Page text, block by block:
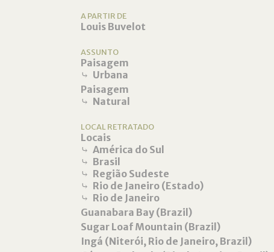
A PARTIR DE
Louis Buvelot
ASSUNTO
Paisagem
⤷ Urbana
Paisagem
⤷ Natural
LOCAL RETRATADO
Locais
⤷ América do Sul
⤷ Brasil
⤷ Região Sudeste
⤷ Rio de Janeiro (Estado)
⤷ Rio de Janeiro
Guanabara Bay (Brazil)
Sugar Loaf Mountain (Brazil)
Ingá (Niterói, Rio de Janeiro, Brazil)